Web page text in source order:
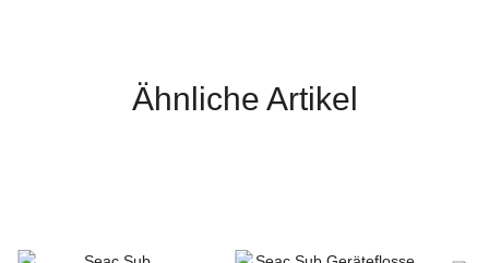
Ähnliche Artikel